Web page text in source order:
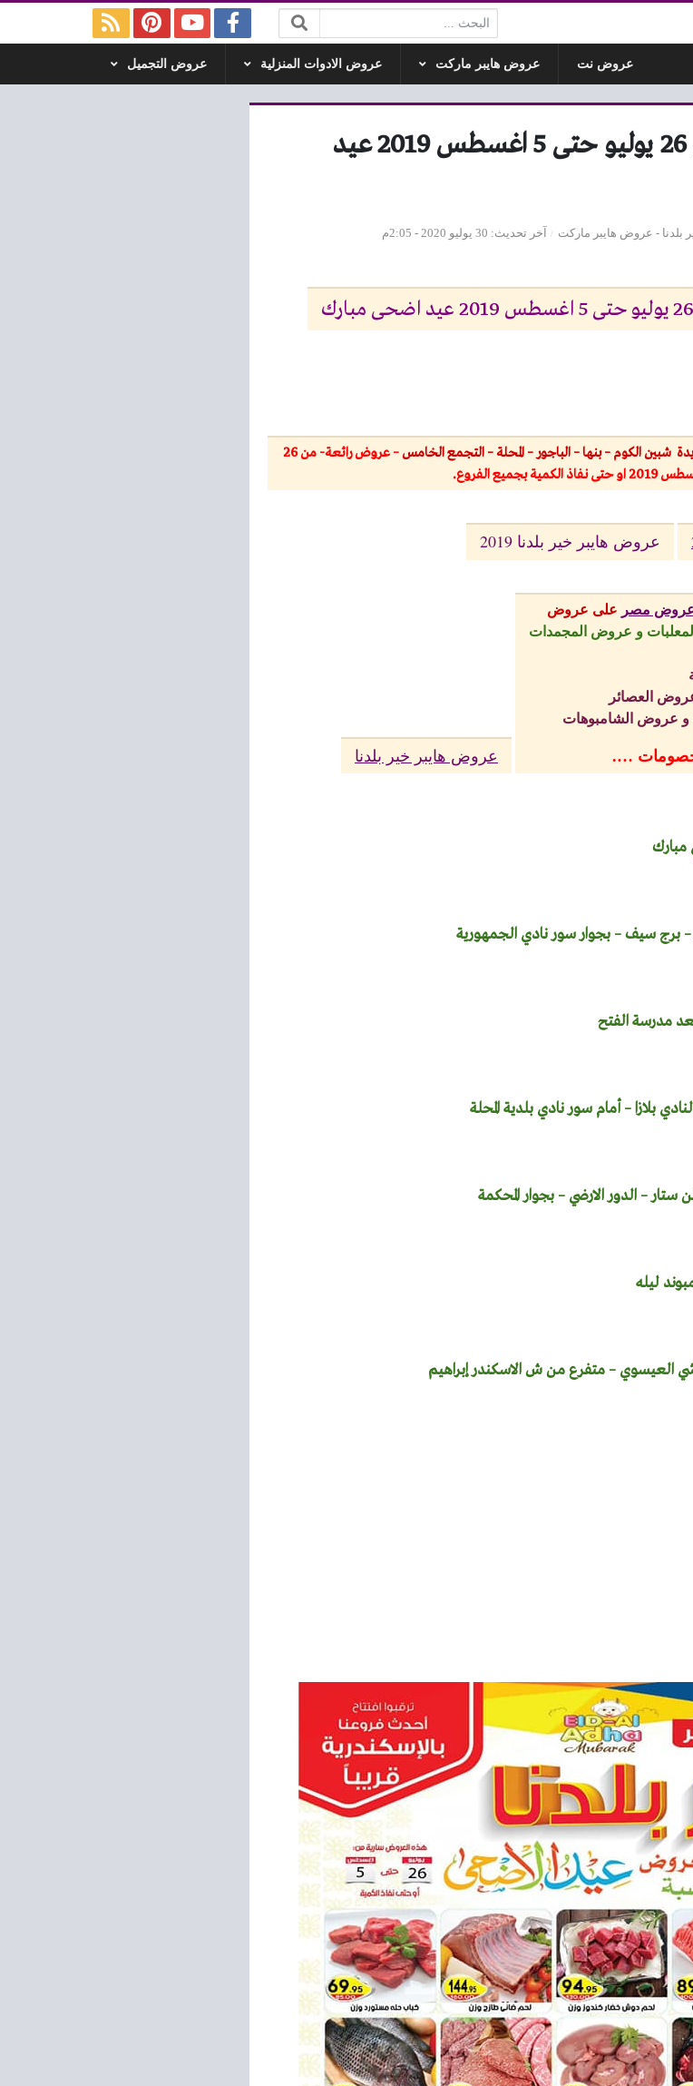
البحث:
عروض نت عروض هايبر ماركت عروض الادوات المنزلية عروض التجميل
عروض هايبر خير بلدنا من 26 يوليو حتى 5 اغسطس 2019 عيد
بلدنا - عروض هايبر ماركت آخر تحديث 30 يوليو 2020 - 2:05م
شبين الكوم – بنها – الباجور – المحلة – التجمع الخامس
– عروض رائعة- من 26
عروض هايبر خير بلدنا 2019
مصر على عروض
و عروض المجمدات
العصائر
و عروض الشامبوهات
…. عروض هايبر خير بلدنا
مبارك
برج سيف – بجوار سور نادي الجمهورية
مدرسة الفتح
بلازا – أمام سور نادي بلدية المحلة
– الدور الارضي – بجوار المحكمة
ليله
العيسوي – متفرع من ش الاسكندر إبراهيم